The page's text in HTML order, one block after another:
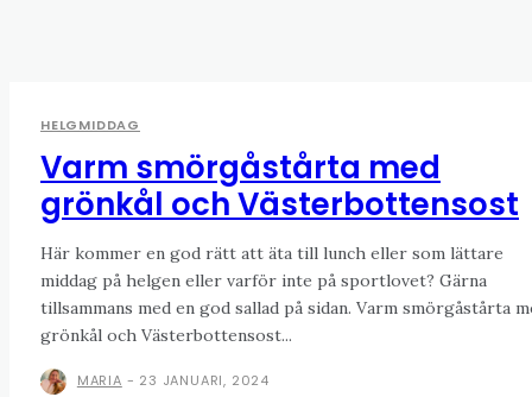
HELGMIDDAG
Varm smörgåstårta med
grönkål och Västerbottensost
Här kommer en god rätt att äta till lunch eller som lättare
middag på helgen eller varför inte på sportlovet? Gärna
tillsammans med en god sallad på sidan. Varm smörgåstårta
grönkål och Västerbottensost...
MARIA - 23 JANUARI, 2024